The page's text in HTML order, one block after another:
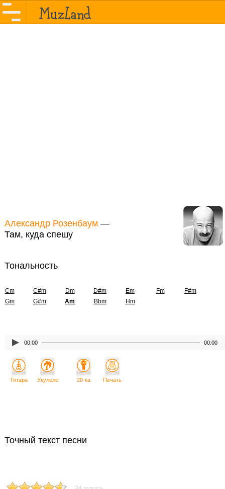
Александр Розенбаум —
Там, куда спешу
Тональность
Cm C#m Dm D#m Em Fm
F#m
Gm
G#m Am Bbm Hm
00:00 00:00
Точный текст песни
Гитара Укулеле 20-ка Печать